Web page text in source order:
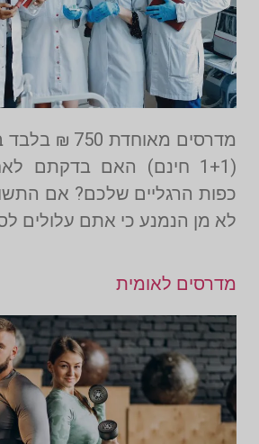
(1+1 חינם) האם בדקתם
כפות הרגליים שלכם? אם
לא מן הנמנע כי אתם עלולים
מדרסים לאומית